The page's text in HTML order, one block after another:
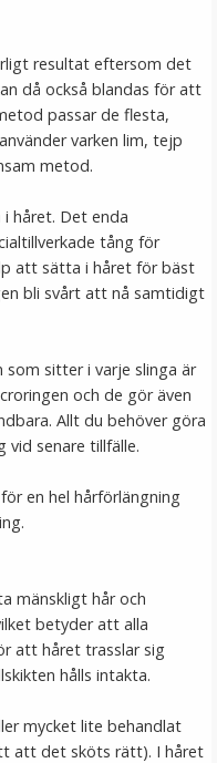
- Blå
resultat eftersom det
då också blandas för att
passar de flesta,
varken lim, tejp
metod.
håret. Det enda
tång för
att sätta i håret för bäst
bli svårt att nå samtidigt
sitter i varje slinga är
och de gör även
Allt du behöver göra
vid senare tillfälle.
en hel hårförlängning
mänskligt hår och
betyder att alla
att håret trasslar sig
hålls intakta.
mycket lite behandlat
att det sköts rätt). I håret